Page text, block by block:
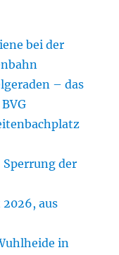
bei der
– das
der
aus
in